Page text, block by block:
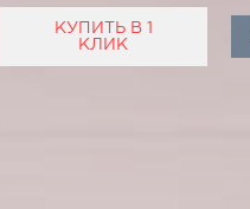
КУПИТЬ В 1
КЛИК